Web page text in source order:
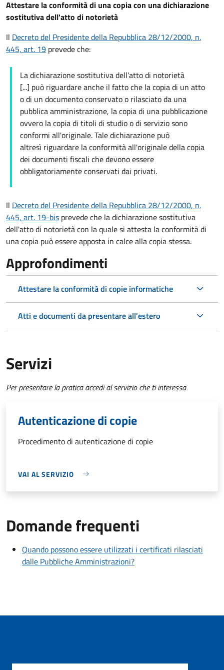
Attestare la conformità di una copia con una dichiarazione
sostitutiva dell'atto di notorietà
Il Decreto del Presidente della Repubblica 28/12/2000, n.
445, art. 19 prevede che:
La dichiarazione sostitutiva dell'atto di notorietà
[...] può riguardare anche il fatto che la copia di un atto
o di un documento conservato o rilasciato da una
pubblica amministrazione, la copia di una pubblicazione
ovvero la copia di titoli di studio o di servizio sono
conformi all'originale. Tale dichiarazione può
altresì riguardare la conformità all'originale della copia
dei documenti fiscali che devono essere
obbligatoriamente conservati dai privati.
Il Decreto del Presidente della Repubblica 28/12/2000, n.
445, art. 19-bis prevede che la dichiarazione sostitutiva
dell'atto di notorietà con la quale si attesta la conformità di
una copia può essere apposta in calce alla copia stessa.
Approfondimenti
Attestare la conformità di copie informatiche
Atti e documenti da presentare all'estero
Servizi
Per presentare la pratica accedi al servizio che ti interessa
Autenticazione di copie
Procedimento di autenticazione di copie
VAI AL SERVIZIO
Domande frequenti
Quando possono essere utilizzati i certificati rilasciati
dalle Pubbliche Amministrazioni?